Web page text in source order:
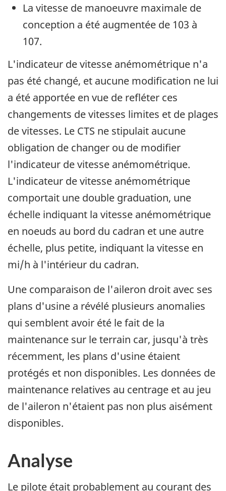
La vitesse de manoeuvre maximale de
conception a été augmentée de 103 à
107.
L'indicateur de vitesse anémométrique n'a
pas été changé, et aucune modification ne lui
a été apportée en vue de refléter ces
changements de vitesses limites et de plages
de vitesses. Le CTS ne stipulait aucune
obligation de changer ou de modifier
l'indicateur de vitesse anémométrique.
L'indicateur de vitesse anémométrique
comportait une double graduation, une
échelle indiquant la vitesse anémométrique
en noeuds au bord du cadran et une autre
échelle, plus petite, indiquant la vitesse en
mi/h à l'intérieur du cadran.
Une comparaison de l'aileron droit avec ses
plans d'usine a révélé plusieurs anomalies
qui semblent avoir été le fait de la
maintenance sur le terrain car, jusqu'à très
récemment, les plans d'usine étaient
protégés et non disponibles. Les données de
maintenance relatives au centrage et au jeu
de l'aileron n'étaient pas non plus aisément
disponibles.
Analyse
Le pilote était probablement au courant des